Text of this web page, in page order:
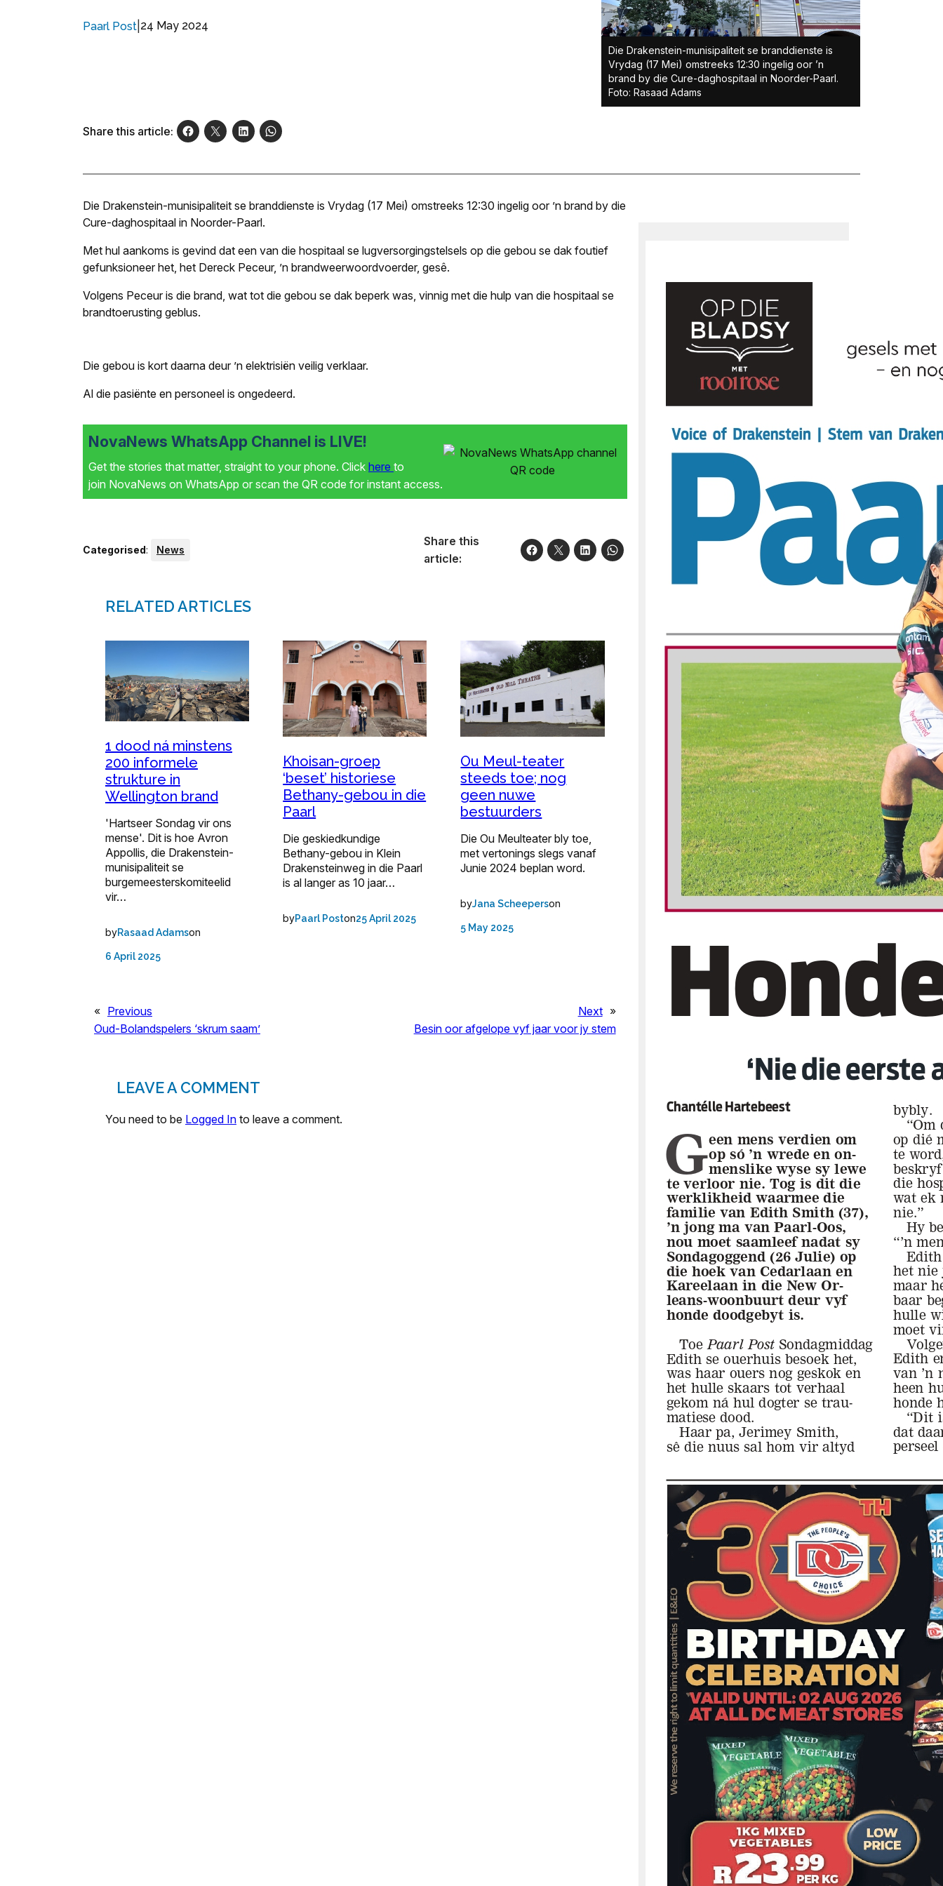
Paarl Post 24 May 2024
Share this article:
Die Drakenstein-munisipaliteit se branddienste is
Vrydag (17 Mei) omstreeks 12:30 ingelig oor ’n
brand by die Cure-daghospitaal in Noorder-Paarl.
Foto: Rasaad Adams
Die Drakenstein-munisipaliteit se branddienste is Vrydag (17 Mei) omstreeks 12:30 ingelig oor ’n brand by die
Cure-daghospitaal in Noorder-Paarl.
Met hul aankoms is gevind dat een van die hospitaal se lugversorgingstelsels op die gebou se dak foutief
gefunksioneer het, het Dereck Peceur, ’n brandweerwoordvoerder, gesê.
Volgens Peceur is die brand, wat tot die gebou se dak beperk was, vinnig met die hulp van die hospitaal se
brandtoerusting geblus.
Die gebou is kort daarna deur ’n elektrisiën veilig verklaar.
Al die pasiënte en personeel is ongedeerd.
NovaNews WhatsApp Channel is LIVE!
Get the stories that matter, straight to your phone. Click here to
join NovaNews on WhatsApp or scan the QR code for instant access.
Categorised: News
Share this
article:
RELATED ARTICLES
1 dood ná minstens
200 informele
strukture in
Wellington brand
'Hartseer Sondag vir ons
mense'. Dit is hoe Avron
Appollis, die Drakenstein-
munisipaliteit se
burgemeesterskomiteelid
vir…
byRasaad Adamson
6 April 2025
Khoisan-groep
‘beset’ historiese
Bethany-gebou in die
Paarl
Die geskiedkundige
Bethany-gebou in Klein
Drakensteinweg in die Paarl
is al langer as 10 jaar…
byPaarl Poston25 April 2025
Ou Meul-teater
steeds toe; nog
geen nuwe
bestuurders
Die Ou Meulteater bly toe,
met vertonings slegs vanaf
Junie 2024 beplan word.
byJana Scheeperson
5 May 2025
« Previous
Oud-Bolandspelers ‘skrum saam’
Next »
Besin oor afgelope vyf jaar voor jy stem
LEAVE A COMMENT
You need to be Logged In to leave a comment.